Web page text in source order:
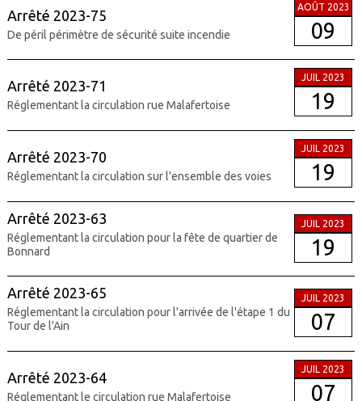
Arrêté 2023-75
De péril périmètre de sécurité suite incendie
AOÛT 2023
09
Arrêté 2023-71
Réglementant la circulation rue Malafertoise
JUIL 2023
19
Arrêté 2023-70
Réglementant la circulation sur l'ensemble des voies
JUIL 2023
19
Arrêté 2023-63
Réglementant la circulation pour la fête de quartier de
Bonnard
JUIL 2023
19
Arrêté 2023-65
Réglementant la circulation pour l'arrivée de l'étape 1 du
Tour de l'Ain
JUIL 2023
07
Arrêté 2023-64
Réglementant le circulation rue Malafertoise
JUIL 2023
07